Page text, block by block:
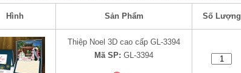
Hình Sản Phẩm Số Lượng
Thiệp Noel 3D cao cấp GL-3394
Mã SP: GL-3394